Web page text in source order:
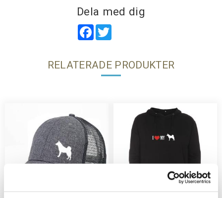
Dela med dig
Facebook
RELATERADE PRODUKTER